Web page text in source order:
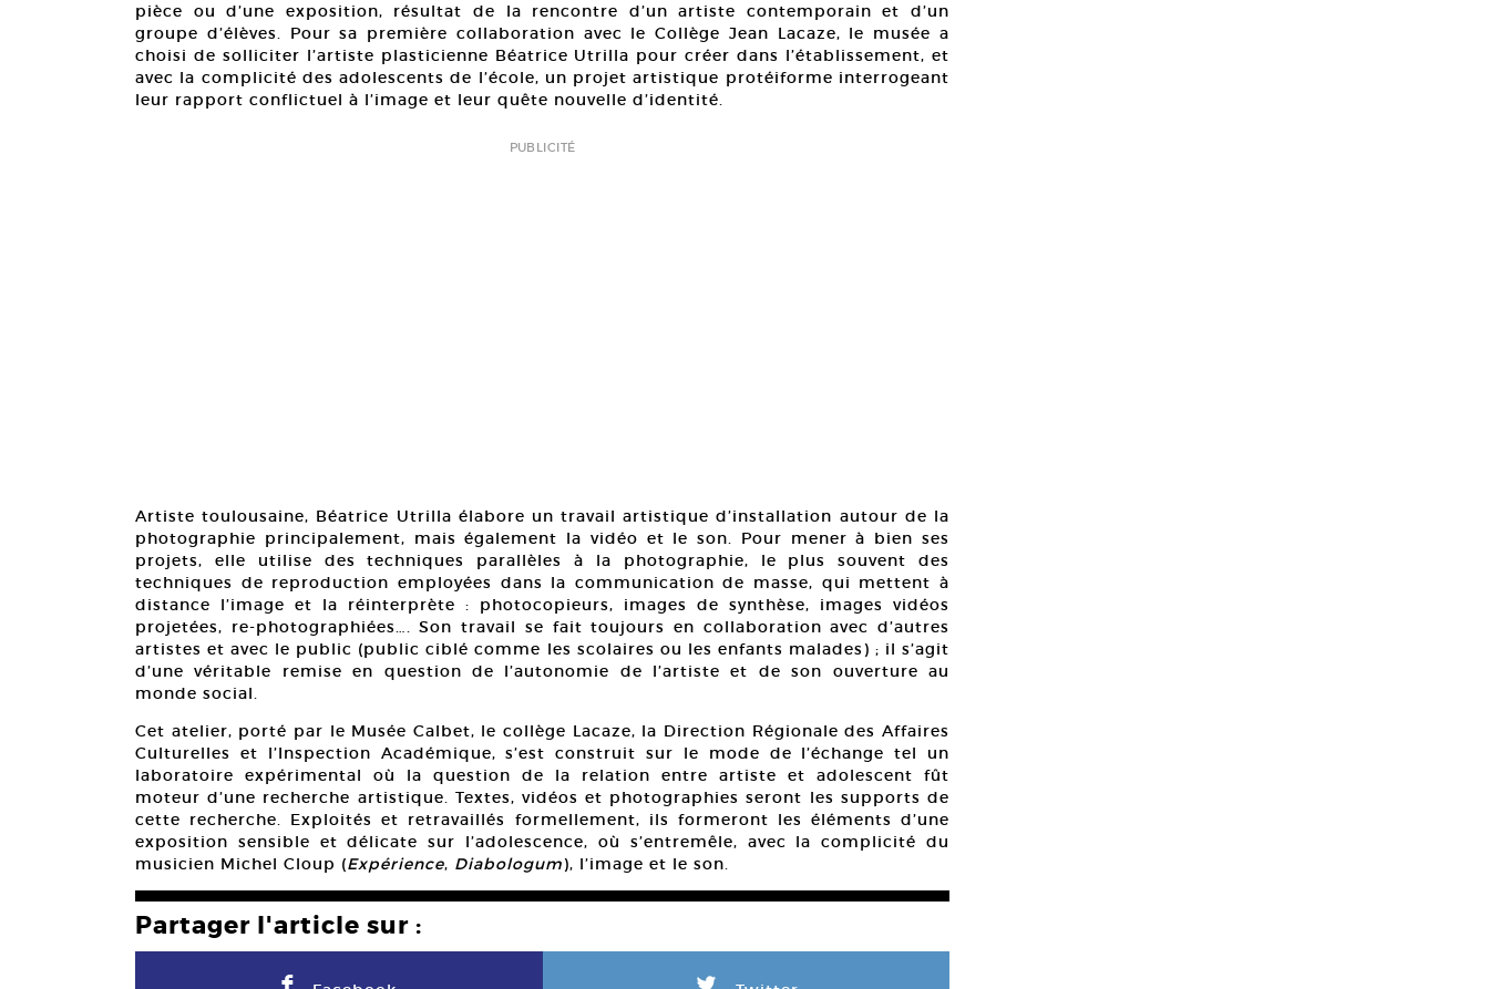
pièce ou d’une exposition, résultat de la rencontre d’un artiste contemporain et d’un
groupe d’élèves. Pour sa première collaboration avec le Collège Jean Lacaze, le musée a
choisi de solliciter l’artiste plasticienne Béatrice Utrilla pour créer dans l’établissement, et
avec la complicité des adolescents de l’école, un projet artistique protéiforme interrogeant
leur rapport conflictuel à l’image et leur quête nouvelle d’identité.
PUBLICITÉ
Artiste toulousaine, Béatrice Utrilla élabore un travail artistique d’installation autour de la
photographie principalement, mais également la vidéo et le son. Pour mener à bien ses
projets, elle utilise des techniques parallèles à la photographie, le plus souvent des
techniques de reproduction employées dans la communication de masse, qui mettent à
distance l’image et la réinterprète : photocopieurs, images de synthèse, images vidéos
projetées, re-photographiées…. Son travail se fait toujours en collaboration avec d’autres
artistes et avec le public (public ciblé comme les scolaires ou les enfants malades) ; il s’agit
d’une véritable remise en question de l’autonomie de l’artiste et de son ouverture au
monde social.
Cet atelier, porté par le Musée Calbet, le collège Lacaze, la Direction Régionale des Affaires
Culturelles et l’Inspection Académique, s’est construit sur le mode de l’échange tel un
laboratoire expérimental où la question de la relation entre artiste et adolescent fût
moteur d’une recherche artistique. Textes, vidéos et photographies seront les supports de
cette recherche. Exploités et retravaillés formellement, ils formeront les éléments d’une
exposition sensible et délicate sur l’adolescence, où s’entremêle, avec la complicité du
musicien Michel Cloup (Expérience, Diabologum), l’image et le son.
Partager l'article sur :